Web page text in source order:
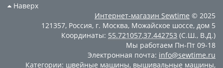
Наверх
Интернет-магазин Sewtime © 2025
121357, Россия, г. Москва, Можайское шоссе, дом 5
Координаты: 55.721057,37.442753 (С.Ш., В.Д.)
Мы работаем Пн-Пт 09-18
Электронная почта: info@sewtime.ru
Категории: швейные машины, вышивальные машины,